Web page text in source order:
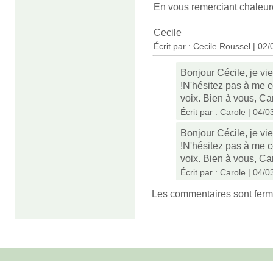
En vous remerciant
Cecile
Écrit par : Cecile Roussel | 02/
Bonjour Cécile, je
!N'hésitez pas à me
voix. Bien à vous,
Écrit par : Carole | 04/
Bonjour Cécile, je
!N'hésitez pas à me
voix. Bien à vous,
Écrit par : Carole | 04/
Les commentaires sont